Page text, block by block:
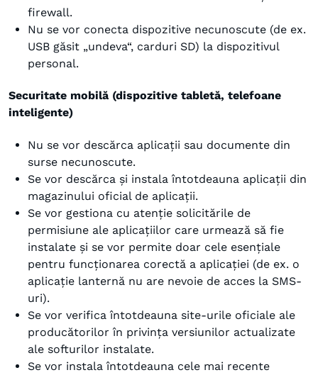
firewall.
Nu se vor conecta dispozitive necunoscute (de ex.
USB găsit „undeva“, carduri SD) la dispozitivul
personal.
Securitate mobilă (dispozitive tabletă, telefoane
inteligente)
Nu se vor descărca aplicații sau documente din
surse necunoscute.
Se vor descărca și instala întotdeauna aplicații din
magazinului oficial de aplicații.
Se vor gestiona cu atenție solicitările de
permisiune ale aplicațiilor care urmează să fie
instalate și se vor permite doar cele esențiale
pentru funcționarea corectă a aplicației (de ex. o
aplicație lanternă nu are nevoie de acces la SMS-
uri).
Se vor verifica întotdeauna site-urile oficiale ale
producătorilor în privința versiunilor actualizate
ale softurilor instalate.
Se vor instala întotdeauna cele mai recente